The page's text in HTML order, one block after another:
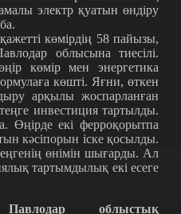
электр қуатын өндіру
қажетті көмірдің 58 пайызы,
облысына тиесілі.
көмір мен энергетика
көшті. Яғни, өткен
арқылы жоспарланған
инвестиция тартылды.
Өңірде екі ферроқорытпа
кәсіпорын іске қосылды.
өнімін шығарды. Ал
тартымдылық екі есеге
облыстық